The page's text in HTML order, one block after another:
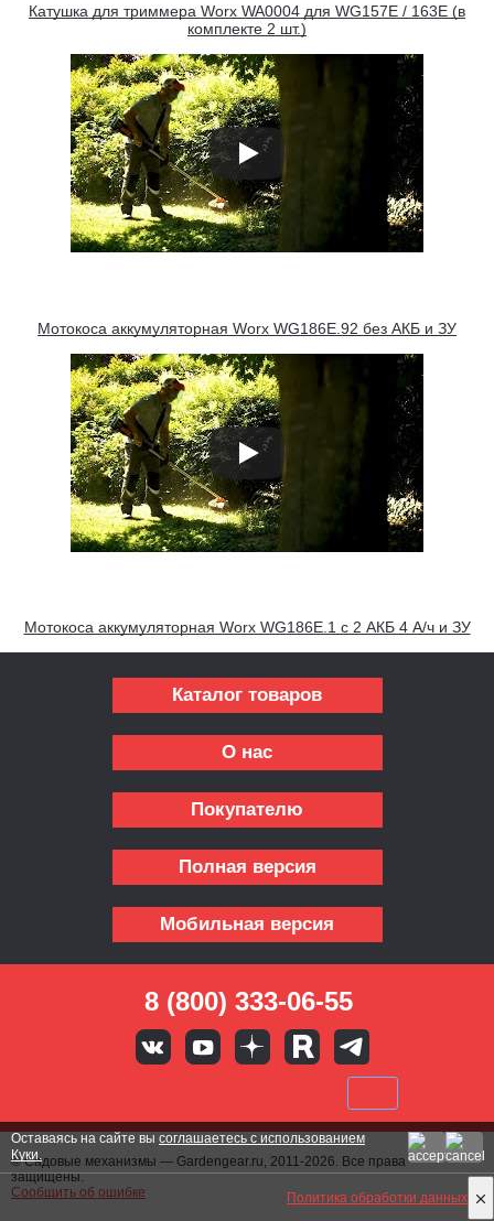
Катушка для триммера Worx WA0004 для WG157E / 163E (в
комплекте 2 шт.)
Мотокоса аккумуляторная Worx WG186E.92 без АКБ и ЗУ
Мотокоса аккумуляторная Worx WG186E.1 с 2 АКБ 4 А/ч и ЗУ
Каталог товаров
О нас
Покупателю
Полная версия
Мобильная версия
8 (800) 333-06-55
© Садовые механизмы — Gardengear.ru, 2011-2026. Все права
защищены.
Сообщить об ошибке
Политика обработки данных
Оставаясь на сайте вы соглашаетесь с использованием
Куки.